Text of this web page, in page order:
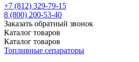
+7 (812) 329-79-15
8 (800) 200-53-40
Заказать обратный звонок
Каталог товаров
Каталог товаров
Топливные сепараторы